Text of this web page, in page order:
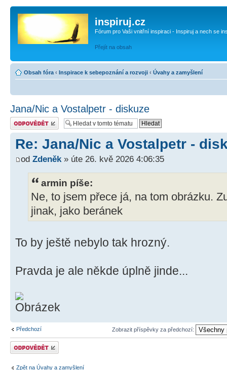
inspiruj.cz
Fórum pro Vaši vnitřní inspiraci - Inspiruj a nech se
Přejít na obsah
Obsah fóra ‹ Inspirace k sebepoznání a rozvoji ‹ Úvahy a zamyšlení
Jana/Nic a Vostalpetr - diskuze
Odeslat odpověď
Re: Jana/Nic a Vostalpetr -
od Zdeněk» úte 26. kvě 2026 4:06:35
armin píše:
Ne, to jsem přece já, na tom obrázku.
jinak, jako beránek
To by ještě nebylo tak hrozný.
Pravda je ale někde úplně jinde...
Předchozí Zobrazit příspěvky za předchozí:
Odeslat odpověď
Zpět na Úvahy a zamyšlení